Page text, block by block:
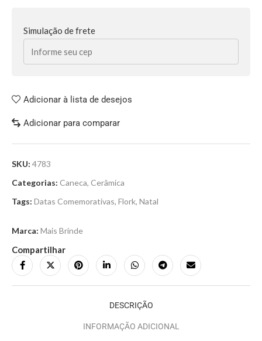
Simulação de frete
Adicionar à lista de desejos
Adicionar para comparar
SKU: 4783
Categorias: Caneca, Cerâmica
Tags: Datas Comemorativas, Flork, Natal
Marca: Mais Brinde
Compartilhar
DESCRIÇÃO
INFORMAÇÃO ADICIONAL